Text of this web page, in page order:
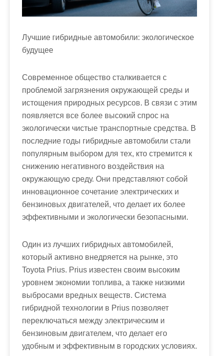
Лучшие гибридные автомобили: экологическое
будущее
Современное общество сталкивается с
проблемой загрязнения окружающей среды и
истощения природных ресурсов. В связи с этим
появляется все более высокий спрос на
экологически чистые транспортные средства. В
последние годы гибридные автомобили стали
популярным выбором для тех, кто стремится к
снижению негативного воздействия на
окружающую среду. Они представляют собой
инновационное сочетание электрических и
бензиновых двигателей, что делает их более
эффективными и экологически безопасными.
Один из лучших гибридных автомобилей,
который активно внедряется на рынке, это
Toyota Prius. Prius известен своим высоким
уровнем экономии топлива, а также низкими
выбросами вредных веществ. Система
гибридной технологии в Prius позволяет
переключаться между электрическим и
бензиновым двигателем, что делает его
удобным и эффективным в городских условиях.